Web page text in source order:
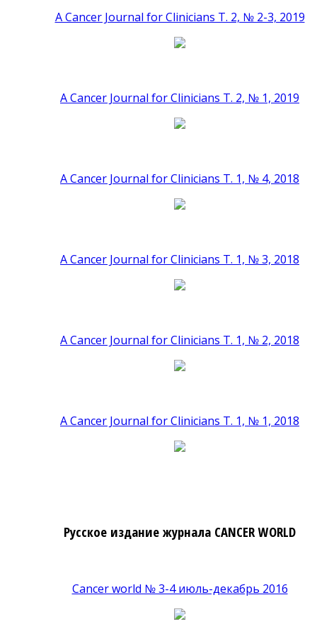
A Cancer Journal for Clinicians Т. 2, № 2-3, 2019
A Cancer Journal for Clinicians Т. 2, № 1, 2019
A Cancer Journal for Clinicians Т. 1, № 4, 2018
A Cancer Journal for Clinicians Т. 1, № 3, 2018
A Cancer Journal for Clinicians Т. 1, № 2, 2018
A Cancer Journal for Clinicians Т. 1, № 1, 2018
Русское издание журнала CANCER WORLD
Cancer world № 3-4 июль-декабрь 2016